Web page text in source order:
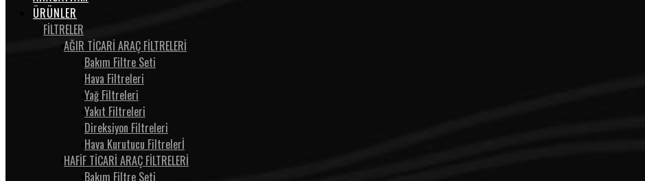
ÜRÜNLER
FİLTRELER
AĞIR TİCARİ ARAÇ FİLTRELERİ
Bakım Filtre Seti
Hava Filtreleri
Yağ Filtreleri
Yakıt Filtreleri
Direksiyon Filtreleri
Hava Kurutucu Filtrelerİ
HAFİF TİCARİ ARAÇ FİLTRELERİ
Bakım Filtre Seti